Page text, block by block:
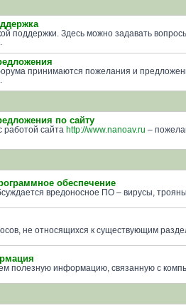
поддержки. Здесь можно задавать
принимаются пожелания и
по сайту
работой сайта http://www.nanoav.ru –
обеспечение
вредоносное ПО – вирусы,
не относящихся к существующим
полезную информацию, связанную с